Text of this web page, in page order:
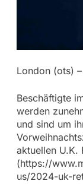
London (ots) –
Beschäftigte
werden
und sind um
aktuellen U.K.
(https://
us/2024-uk-